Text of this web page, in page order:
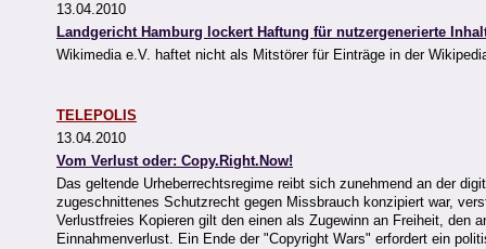
13.04.2010
Landgericht Hamburg lockert Haftung für nutzergenerierte
Wikimedia e.V. haftet nicht als Mitstörer für Einträge in der
TELEPOLIS
13.04.2010
Vom Verlust oder: Copy.Right.Now!
Das geltende Urheberrechtsregime reibt sich zunehmend an der
zugeschnittenes Schutzrecht gegen Missbrauch konzipiert war,
Verlustfreies Kopieren gilt den einen als Zugewinn an Freiheit, den
Einnahmenverlust. Ein Ende der "Copyright Wars" erfordert ein